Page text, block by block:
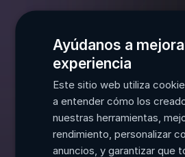
Inspiración instantánea en
ritmos distintas.
Integración completa con
Enrutamiento multi-out,
MIDI, y asignación MIDI para
trabajo fluido.
Ayúdanos a
experiencia
Este sitio web utiliza
a entender cómo los
nuestras herramientas,
rendimiento, personalizar
anuncios, y garantizar que